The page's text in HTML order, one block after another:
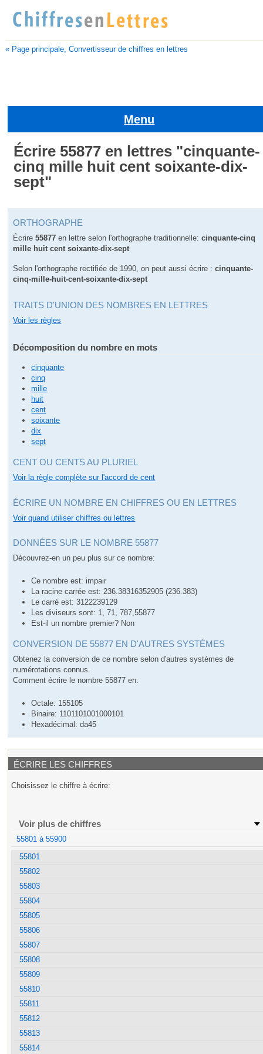
« Page principale, Convertisseur de chiffres en lettres
Menu
Écrire 55877 en lettres "cinquante-
cinq mille huit cent soixante-dix-
sept"
ORTHOGRAPHE
Écrire55877 en lettre selon l'orthographe traditionnelle:cinquante-cinq
mille huit cent soixante-dix-sept
Selon l'orthographe rectifiée de 1990, on peut aussi écrire :cinquante-
cinq-mille-huit-cent-soixante-dix-sept
TRAITS D'UNION DES NOMBRES EN LETTRES
Voir les règles
Décomposition du nombre en mots
cinquante
cinq
mille
huit
cent
soixante
dix
sept
CENT OU CENTS AU PLURIEL
Voir la règle complète sur l'accord de cent
ÉCRIRE UN NOMBRE EN CHIFFRES OU EN LETTRES
Voir quand utiliser chiffres ou lettres
DONNÉES SUR LE NOMBRE 55877
Découvrez-en un peu plus sur ce nombre:
Ce nombre est: impair
La racine carrée est: 236.38316352905 (236.383)
Le carré est: 3122239129
Les diviseurs sont: 1, 71, 787,55877
Est-il un nombre premier? Non
CONVERSION DE 55877 EN D'AUTRES SYSTÈMES
Obtenez la conversion de ce nombre selon d'autres systèmes de
numérotations connus.
Comment écrire le nombre 55877 en:
Octale: 155105
Binaire: 1101101001000101
Hexadécimal: da45
ÉCRIRE LES CHIFFRES
Choisissez le chiffre à écrire:
Voir plus de chiffres
55801 à 55900
55801
55802
55803
55804
55805
55806
55807
55808
55809
55810
55811
55812
55813
55814